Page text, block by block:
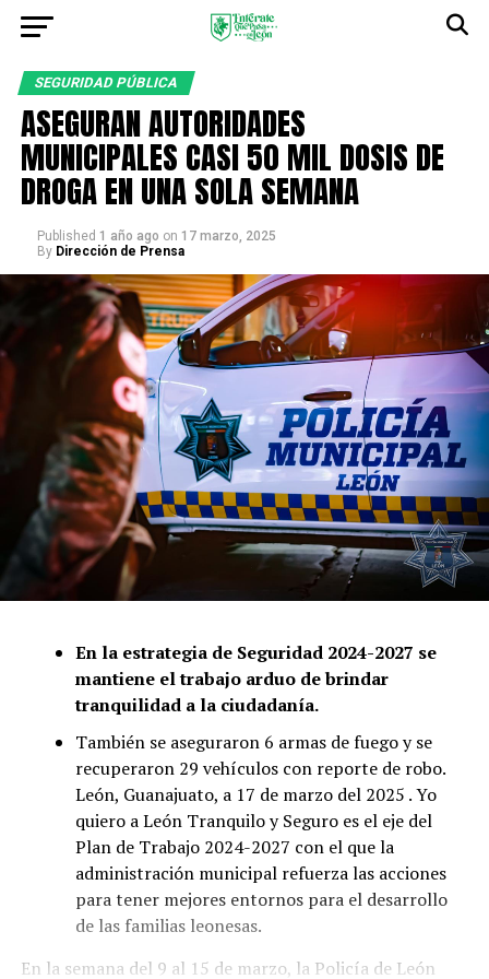
SEGURIDAD PÚBLICA
ASEGURAN AUTORIDADES
MUNICIPALES CASI 50 MIL DOSIS DE
DROGA EN UNA SOLA SEMANA
Published 1 año ago on 17 marzo, 2025
By Dirección de Prensa
En la estrategia de Seguridad 2024-2027 se
mantiene el trabajo arduo de brindar
tranquilidad a la ciudadanía.
También se aseguraron 6 armas de fuego y se
recuperaron 29 vehículos con reporte de robo.
León, Guanajuato, a 17 de marzo del 2025 . Yo
quiero a León Tranquilo y Seguro es el eje del
Plan de Trabajo 2024-2027 con el que la
administración municipal refuerza las acciones
para tener mejores entornos para el desarrollo
de las familias leonesas.
En la semana del 9 al 15 de marzo, la Policía de León